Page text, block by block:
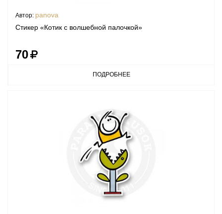
Автор: panova
Стикер «Котик с волшебной палочкой»
70
ПОДРОБНЕЕ